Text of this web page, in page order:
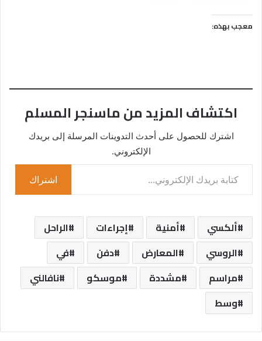
معجب بهذه:
اكتشاف المزيد من ماسنجر المسلم
اشترك للحصول على أحدث التدوينات المرسلة إلى بريدك
الإلكتروني.
كتابة بريدك الإلكتروني...
اشتراك
ألكسي أمنية إجراءات
الراحل
الروسي
المعارض دفن
في
مراسم
مشددة موسكو
نافالني
وسط